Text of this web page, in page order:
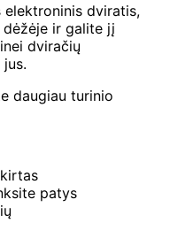
dviratis,
ir galite jį
dviračių
daugiau turinio
patys